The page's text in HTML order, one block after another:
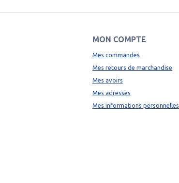
MON COMPTE
Mes commandes
Mes retours de marchandise
Mes avoirs
Mes adresses
Mes informations personnelles